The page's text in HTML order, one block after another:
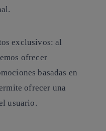
exclusivos: al
ofrecer
basadas en
ofrecer una
usuario.